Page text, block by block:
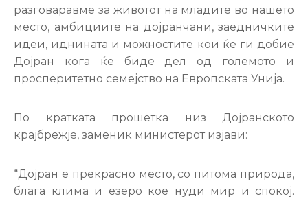
разговаравме за животот на младите во нашето
место, амбициите на дојранчани, заедничките
идеи, иднината и можностите кои ќе ги добие
Дојран кога ќе биде дел од големото и
просперитетно семејство на Европската Унија.
По кратката прошетка низ Дојранското
крајбрежје, заменик министерот изјави:
“Дојран е прекрасно место, со питома природа,
блага клима и езеро кое нуди мир и спокој.